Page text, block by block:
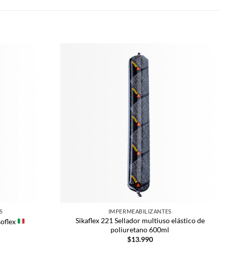
IMPERMEABILIZANTES
Sikaflex 221 Sellador multiuso elástico de
poliuretano 600ml
$13.990